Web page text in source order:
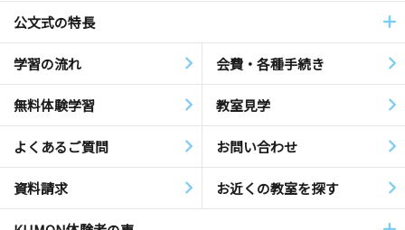
公文式の特長
学習の流れ 会費・各種手続き
無料体験学習 教室見学
よくあるご質問 お問い合わせ
資料請求 お近くの教室を探す